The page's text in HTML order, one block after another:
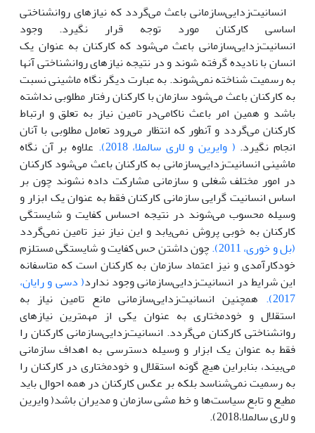
انسانیت‌زدایی‌سازمانی باعث ‌می‌گردد که نیاز‌های روانشناختی
اساسی کارکنان مورد توجه قرار نگیرد‌. وجود
انسانیت‌زدایی‌سازمانی باعث ‌می‌شود که کارکنان به عنوان یک
انسان با نادیده گرفته شوند و در نتیجه نیاز‌های روانشناختی آنها
به رسمیت شناخته نمی‌شوند‌. به عبارت دیگر نگاه ماشینی نسبت
به کارکنان باعث ‌می‌شود سازمان با کارکنان رفتار مطلوبی نداشته
باشد و همین امر باعث ناکا‌می‌در تامین نیاز به تعلق و ارتباط
کارکنان ‌می‌گردد و آنطور که انتظار ‌می‌رود تعامل مطلوبی با آنان
انجام نگیرد. ( وایرین و لاری سالملا، 2018).
علاوه بر آن نگاه
ماشینی انسانیت‌زدایی‌سازمانی به کارکنان باعث ‌می‌شود کارکنان
در امور مختلف شغلی و سازمانی مشارکت داده نشوند چون بر
اساس انسانیت گرایی سازمانی کارکنان فقط به عنوان یک ابزار و
وسیله محسوب ‌می‌شوند در نتیجه احساس کفایت و شایستگی
کارکنان به خوبی پروش نمی‌یابد و این نیاز نیز تامین نمی‌گردد
(بل و خوری، 2011).
چون داشتن حس کفایت و شایستگی مستلزم
خودکارآمدی و نیز اعتماد سازمان به کارکنان است که متاسفانه
این شرایط در انسانیت‌زدایی‌سازمانی وجود ندارد( دسی و رایان،
2017).
همچنین انسانیت‌زدایی‌سازمانی مانع تامین نیاز به
استقلال و خودمختاری به عنوان یکی از مهمترین نیاز‌های
روانشناختی کارکنان ‌می‌گردد‌. انسانیت‌زدایی‌سازمانی کارکنان را
فقط به عنوان یک ابزار و وسیله دسترسی به اهداف سازمانی
‌می‌بیند، بنابراین هیچ گونه استقلال و خودمختاری در کارکنان را
به رسمیت ‌نمی‌شناسد بلکه بر عکس کارکنان در همه احوال باید
مطیع و تابع سیاست‌ها و خط مشی سازمان و مدیران باشد( وایرین
و لاری سالملا،2018).